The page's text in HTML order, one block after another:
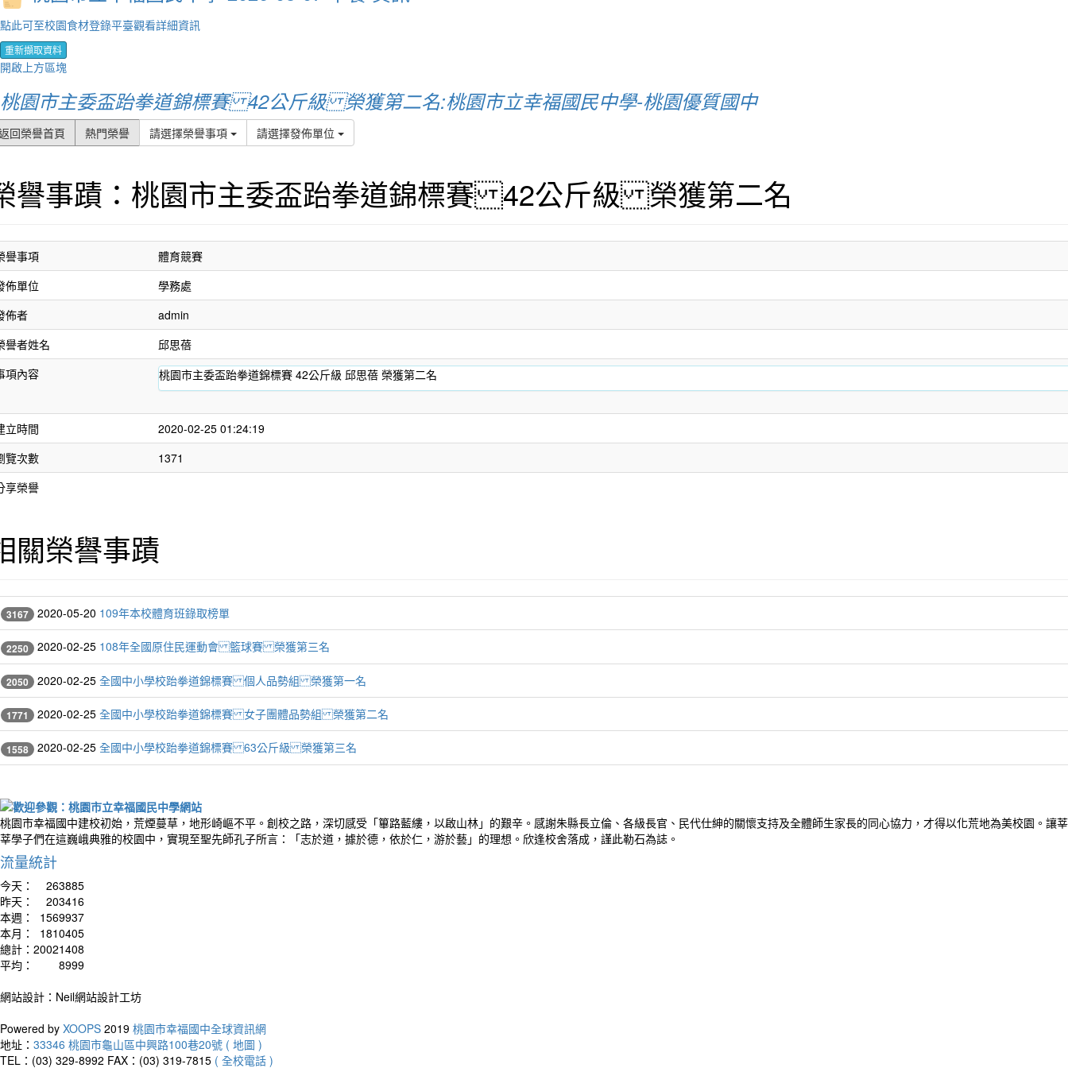
點此可至校園食材登錄平臺觀看詳細資訊
重新擷取資料
開啟上方區塊
桃園市主委盃跆拳道錦標賽 42公斤級 榮獲第二名:桃園市立幸福國民中學-桃園優質國中
回榮譽首頁 熱門榮譽 請選擇榮譽事項 請選擇發佈單位
譽事蹟：桃園市主委盃跆拳道錦標賽 42公斤級 榮獲第二名
譽事項
體育競賽
佈單位
學務處
佈者
admin
譽者姓名
邱思蓓
項內容
桃園市主委盃跆拳道錦標賽 42公斤級 邱思蓓 榮獲第二名
立時間
2020-02-25 01:24:19
覽次數
1371
享榮譽
關榮譽事蹟
3167 2020-05-20 109年本校體育班錄取榜單
2250 2020-02-25 108年全國原住民運動會 籃球賽 榮獲第三名
2050 2020-02-25 全國中小學校跆拳道錦標賽 個人品勢組 榮獲第一名
1771 2020-02-25 全國中小學校跆拳道錦標賽 女子團體品勢組 榮獲第二名
1558 2020-02-25 全國中小學校跆拳道錦標賽 63公斤級 榮獲第三名
桃園市幸福國中建校初始，荒煙蔓草，地形崎嶇不平。創校之路，深切感受「篳路藍縷，以啟山林」的艱辛。感謝朱縣長立倫、各級長官、民代仕紳的關懷支持及全體師生家長的同心協力，才得以化荒地為美校園。讓莘
莘學子們在這巍峨典雅的校園中，實現至聖先師孔子所言：「志於道，據於德，依於仁，游於藝」的理想。欣逢校舍落成，謹此勒石為誌。
流量統計
今天：
263885
昨天：
203416
本週：
1569937
本月：
1810405
總計： 20021408
平均：
8999
網站設計：Neil網站設計工坊
Powered by XOOPS 2019 桃園市幸福國中全球資訊網
地址： 33346 桃園市龜山區中興路100巷20號 ( 地圖 )
TEL：(03) 329-8992 FAX：(03) 319-7815 ( 全校電話 )